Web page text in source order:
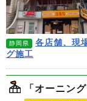
静岡県
各店舗、現
グ施工
「オーニン